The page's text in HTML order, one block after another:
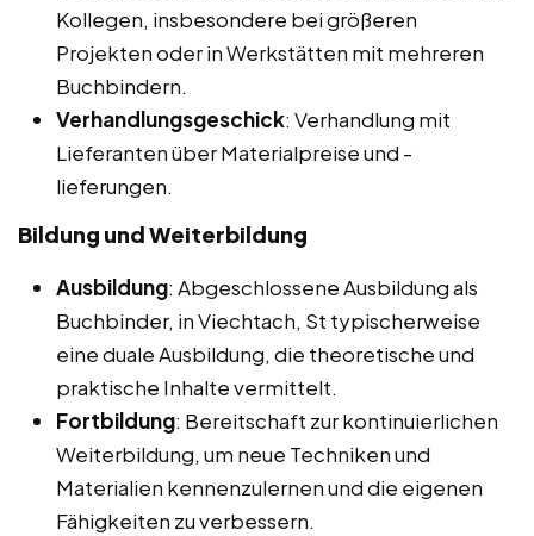
Kollegen, insbesondere bei größeren
Projekten oder in Werkstätten mit mehreren
Buchbindern.
Verhandlungsgeschick: Verhandlung mit
Lieferanten über Materialpreise und -
lieferungen.
Bildung und Weiterbildung
Ausbildung: Abgeschlossene Ausbildung als
Buchbinder, in Viechtach, St typischerweise
eine duale Ausbildung, die theoretische und
praktische Inhalte vermittelt.
Fortbildung: Bereitschaft zur kontinuierlichen
Weiterbildung, um neue Techniken und
Materialien kennenzulernen und die eigenen
Fähigkeiten zu verbessern.